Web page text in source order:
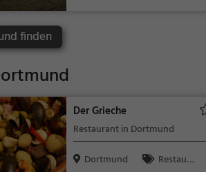
finden
Der Grieche
Restaurant in Dortmund
Dortmund
Restaura